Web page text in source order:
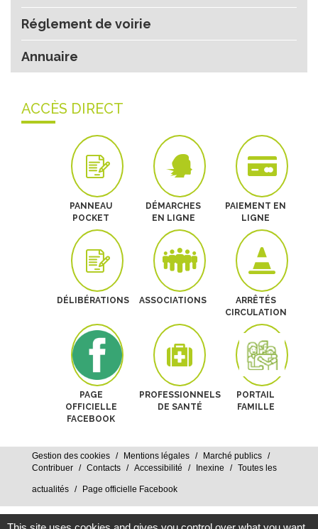
Réglement de voirie
Annuaire
ACCÈS DIRECT
PANNEAU
POCKET
DÉMARCHES
EN LIGNE
PAIEMENT EN
LIGNE
DÉLIBÉRATIONS ASSOCIATIONS
ARRÊTÉS
CIRCULATION
PAGE
OFFICIELLE
FACEBOOK
PROFESSIONNELS
DE SANTÉ
PORTAIL
FAMILLE
Gestion des cookies Mentions légales
Marché publics
Contribuer
Contacts Accessibilité Inexine Toutes les
actualités Page officielle Facebook